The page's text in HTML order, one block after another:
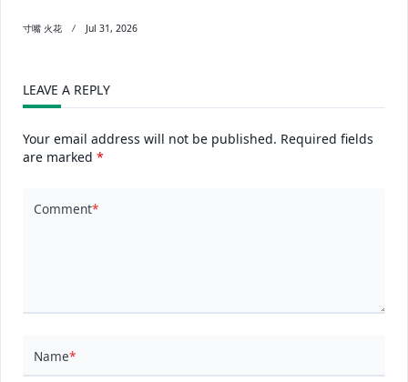
寸嘴 火花 Jul 31, 2026
LEAVE A REPLY
Your email address will not be published. Required fields
are marked *
Comment*
Name*